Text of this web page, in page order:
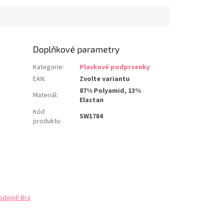
Bra
Doplňkové parametry
Kategorie:
Plavkové podprsenky
EAN:
Zvolte variantu
Materiál:
87% Polyamid, 13%
Elastan
Kód
produktu: SW1784